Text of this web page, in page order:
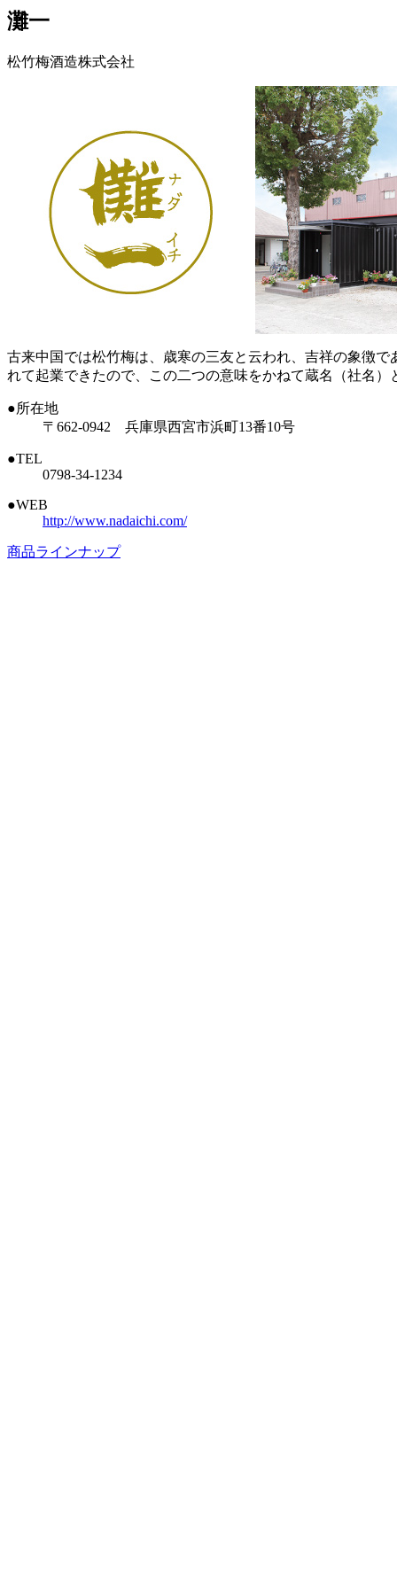
灘一
松竹梅酒造株式会社
古来中国では松竹梅は、歳寒の三友と云われ、吉祥の象徴
れて起業できたので、この二つの意味をかねて蔵名（社名
●所在地
〒662-0942 兵庫県西宮市浜町13番10号
●TEL
0798-34-1234
●WEB
http://www.nadaichi.com/
商品ラインナップ